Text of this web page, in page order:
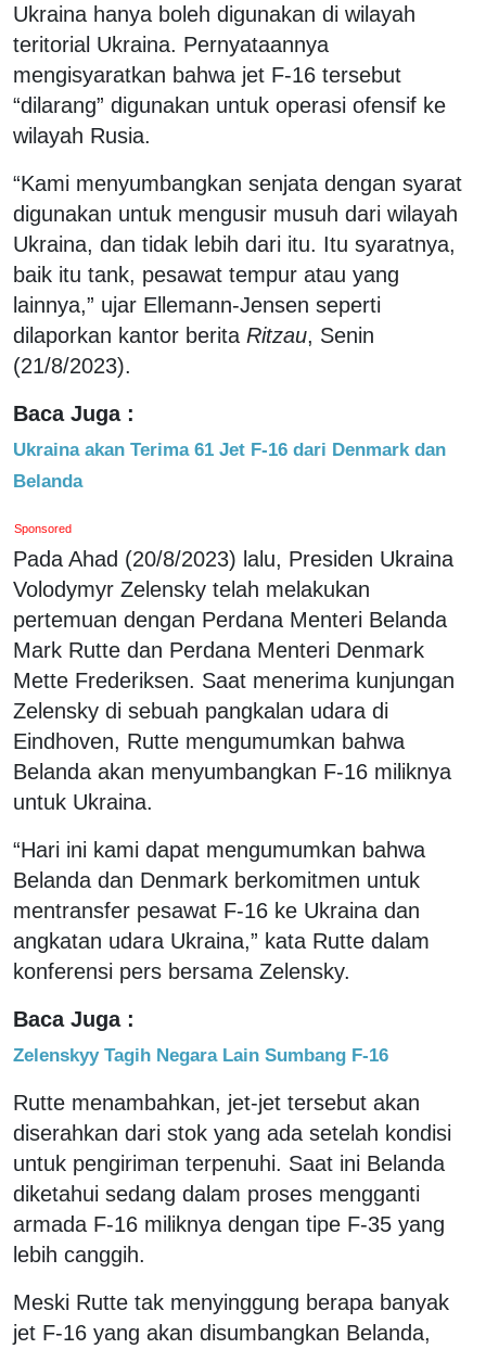
Ukraina hanya boleh digunakan di wilayah
teritorial Ukraina. Pernyataannya
mengisyaratkan bahwa jet F-16 tersebut
“dilarang” digunakan untuk operasi ofensif ke
wilayah Rusia.
“Kami menyumbangkan senjata dengan syarat
digunakan untuk mengusir musuh dari wilayah
Ukraina, dan tidak lebih dari itu. Itu syaratnya,
baik itu tank, pesawat tempur atau yang
lainnya,” ujar Ellemann-Jensen seperti
dilaporkan kantor berita Ritzau, Senin
(21/8/2023).
Baca Juga :
Ukraina akan Terima 61 Jet F-16 dari Denmark dan
Belanda
Sponsored
Pada Ahad (20/8/2023) lalu, Presiden Ukraina
Volodymyr Zelensky telah melakukan
pertemuan dengan Perdana Menteri Belanda
Mark Rutte dan Perdana Menteri Denmark
Mette Frederiksen. Saat menerima kunjungan
Zelensky di sebuah pangkalan udara di
Eindhoven, Rutte mengumumkan bahwa
Belanda akan menyumbangkan F-16 miliknya
untuk Ukraina.
“Hari ini kami dapat mengumumkan bahwa
Belanda dan Denmark berkomitmen untuk
mentransfer pesawat F-16 ke Ukraina dan
angkatan udara Ukraina,” kata Rutte dalam
konferensi pers bersama Zelensky.
Baca Juga :
Zelenskyy Tagih Negara Lain Sumbang F-16
Rutte menambahkan, jet-jet tersebut akan
diserahkan dari stok yang ada setelah kondisi
untuk pengiriman terpenuhi. Saat ini Belanda
diketahui sedang dalam proses mengganti
armada F-16 miliknya dengan tipe F-35 yang
lebih canggih.
Meski Rutte tak menyinggung berapa banyak
jet F-16 yang akan disumbangkan Belanda,